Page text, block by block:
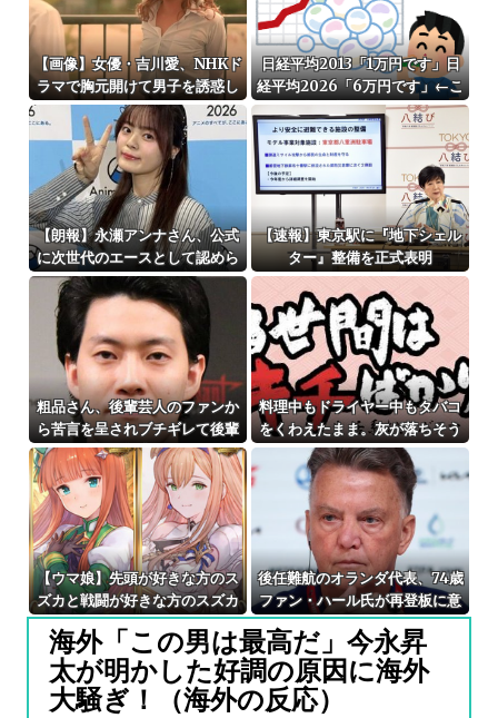
【画像】女優・吉川愛、NHKド
ラマで胸元開けて男子を誘惑し
ちゃう
日経平均2013「1万円です」日
経平均2026「6万円です」←こ
れは年収爆上がりしたんやろな
ぁ…
【朗報】永瀬アンナさん、公式
に次世代のエースとして認めら
れる
【速報】東京駅に『地下シェル
ター』整備を正式表明
粗品さん、後輩芸人のファンか
ら苦言を呈されブチギレて後輩
と縁切り報告ｗｗｗｗ
料理中もドライヤー中もタバコ
をくわえたまま。灰が落ちそう
だし煙を撒き散らされて・・・
【ウマ娘】先頭が好きな方のス
ズカと戦闘が好きな方のスズカ
後任難航のオランダ代表、74歳
ファン・ハール氏が再登板に意
欲か…4度目の就任へ協会から
の要請待ち
海外「この男は最高だ」今永昇
太が明かした好調の原因に海外
大騒ぎ！（海外の反応）